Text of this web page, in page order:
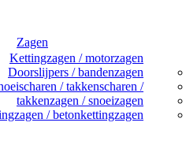
Zagen
Kettingzagen / motorzagen
Doorslijpers / bandenzagen
/ takkenscharen /
takkenzagen / snoeizagen
/ betonkettingzagen